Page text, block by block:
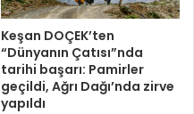
Keşan DOÇEK’ten
“Dünyanın Çatısı”nda
tarihi başarı: Pamirler
geçildi, Ağrı Dağı’nda zirve
yapıldı